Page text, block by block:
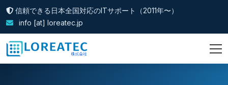
信頼できる日本全国対応のITサポート（2011年〜）
info [at] loreatec.jp